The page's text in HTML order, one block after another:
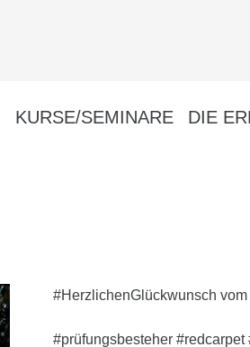
KURSE/SEMINARE DIE
#HerzlichenGlückwunsch
#prüfungsbesteher